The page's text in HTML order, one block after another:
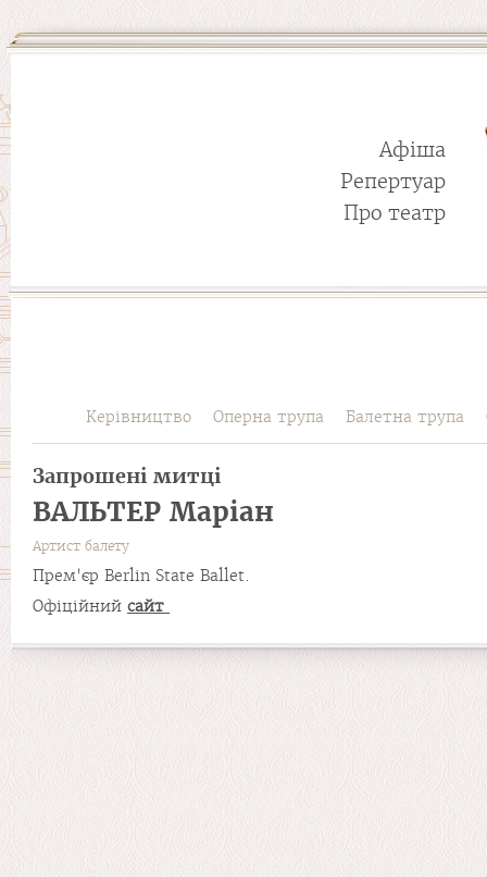
Афіша
Репертуар
Про театр
Керівництво Оперна трупа Балетна трупа
Запрошені митці
ВАЛЬТЕР Маріан
Артист балету
Прем'єр Berlin State Ballet.
Офіційний сайт